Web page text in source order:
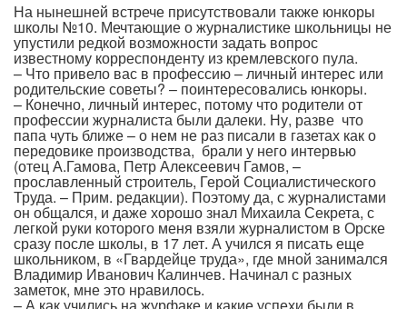
На нынешней встрече присутствовали также юнкоры
школы №10. Мечтающие о журналистике школьницы не
упустили редкой возможности задать вопрос
известному корреспонденту из кремлевского пула.
– Что привело вас в профессию – личный интерес или
родительские советы? – поинтересовались юнкоры.
– Конечно, личный интерес, потому что родители от
профессии журналиста были далеки. Ну, разве что
папа чуть ближе – о нем не раз писали в газетах как о
передовике производства, брали у него интервью
(отец А.Гамова, Петр Алексеевич Гамов, –
прославленный строитель, Герой Социалистического
Труда. – Прим. редакции). Поэтому да, с журналистами
он общался, и даже хорошо знал Михаила Секрета, с
легкой руки которого меня взяли журналистом в Орске
сразу после школы, в 17 лет. А учился я писать еще
школьником, в «Гвардейце труда», где мной занимался
Владимир Иванович Калинчев. Начинал с разных
заметок, мне это нравилось.